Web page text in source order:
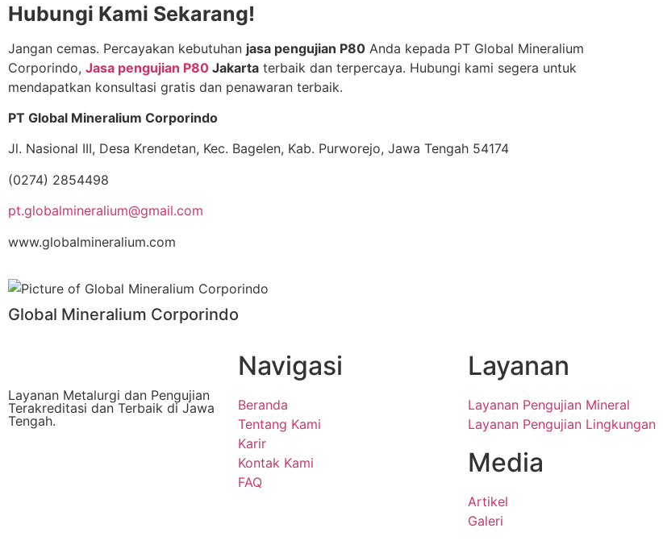
Hubungi Kami Sekarang!
Jangan cemas. Percayakan kebutuhan jasa pengujian P80 Anda kepada PT Global Mineralium
Corporindo, Jasa pengujian P80 Jakarta terbaik dan terpercaya. Hubungi kami segera untuk
mendapatkan konsultasi gratis dan penawaran terbaik.
PT Global Mineralium Corporindo
Jl. Nasional III, Desa Krendetan, Kec. Bagelen, Kab. Purworejo, Jawa Tengah 54174
(0274) 2854498
pt.globalmineralium@gmail.com
www.globalmineralium.com
Global Mineralium Corporindo
Layanan Metalurgi dan Pengujian
Terakreditasi dan Terbaik di Jawa
Tengah.
Navigasi
Beranda
Tentang Kami
Karir
Kontak Kami
FAQ
Layanan
Layanan Pengujian Mineral
Layanan Pengujian Lingkungan
Media
Artikel
Galeri